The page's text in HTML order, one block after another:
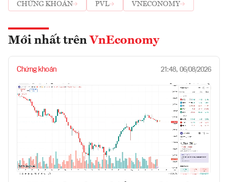
CHỨNG KHOÁN PVL VNECONOMY
Mới nhất trên VnEconomy
Chứng khoán 21:48, 06/08/2026